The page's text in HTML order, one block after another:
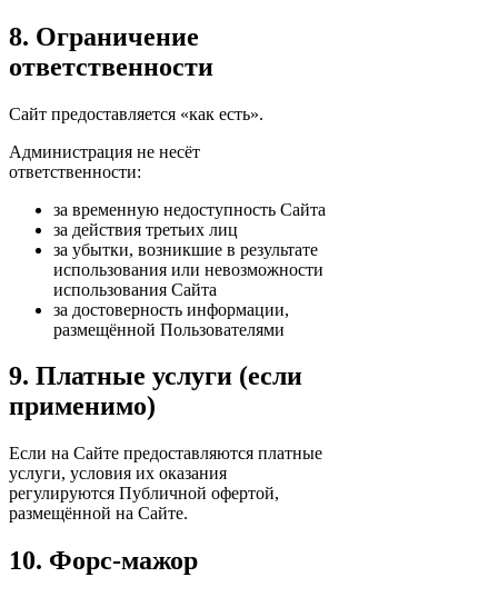
8. Ограничение
ответственности
Сайт предоставляется «как есть».
Администрация не несёт
ответственности:
за временную недоступность Сайта
за действия третьих лиц
за убытки, возникшие в результате
использования или невозможности
использования Сайта
за достоверность информации,
размещённой Пользователями
9. Платные услуги (если
применимо)
Если на Сайте предоставляются платные
услуги, условия их оказания
регулируются Публичной офертой,
размещённой на Сайте.
10. Форс-мажор